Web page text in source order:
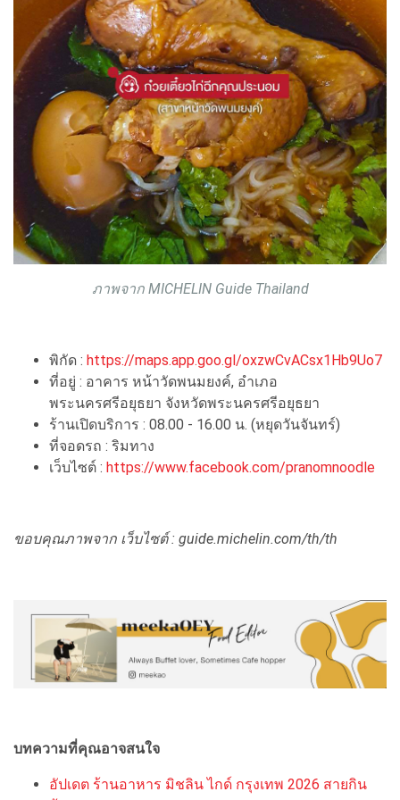
ภาพจาก MICHELIN Guide Thailand
พิกัด : https://maps.app.goo.gl/oxzwCvACsx1Hb9Uo7
ที่อยู่ : อาคาร หน้าวัดพนมยงค์, อำเภอ
พระนครศรีอยุธยา จังหวัดพระนครศรีอยุธยา
ร้านเปิดบริการ : 08.00 - 16.00 น. (หยุดวันจันทร์)
ที่จอดรถ : ริมทาง
เว็บไซต์ : https://www.facebook.com/pranomnoodle
ขอบคุณภาพจาก เว็บไซต์ : guide.michelin.com/th/th
บทความที่คุณอาจสนใจ
อัปเดต ร้านอาหาร มิชลิน ไกด์ กรุงเทพ 2026 สายกิน